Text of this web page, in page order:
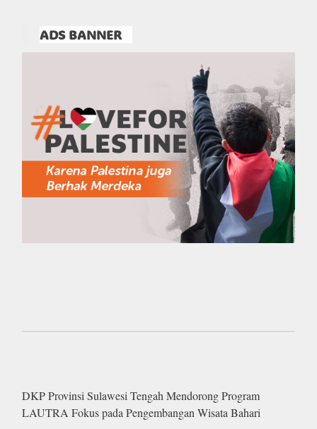
ADS BANNER
DKP Provinsi Sulawesi Tengah Mendorong Program
LAUTRA Fokus pada Pengembangan Wisata Bahari